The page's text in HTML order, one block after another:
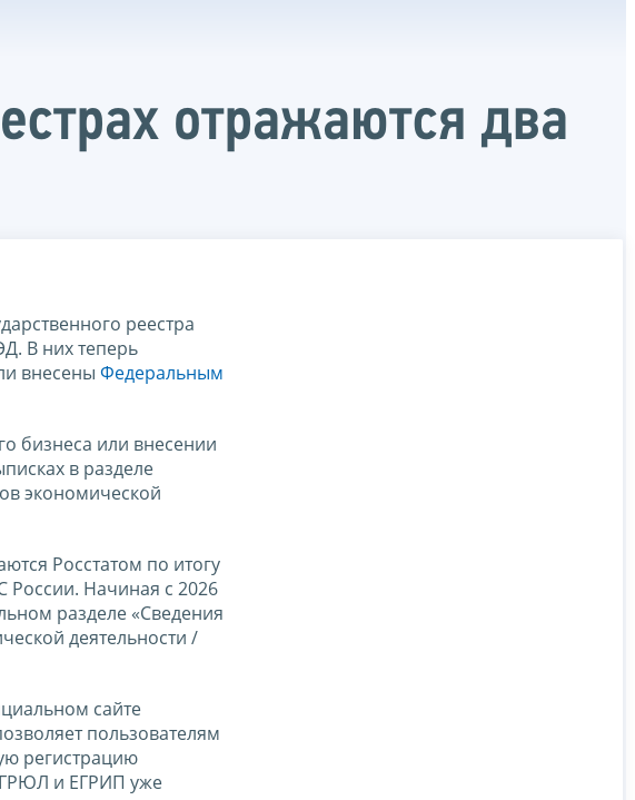
отражаются два
реестра
В них теперь
внесены Федеральным
бизнеса или внесении
в разделе
экономической
Росстатом по итогу
России. Начиная с 2026
разделе «Сведения
деятельности /
сайте
пользователям
регистрацию
и ЕГРИП уже